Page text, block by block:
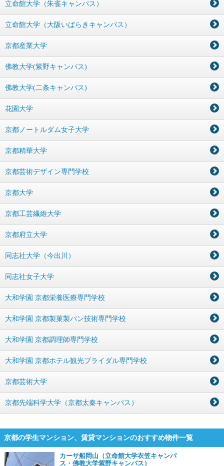
立命館大学（朱雀キャンパス）
立命館大学（大阪いばらきキャンパス）
京都産業大学
佛教大学(紫野キャンパス)
佛教大学(二条キャンパス)
花園大学
京都ノートルダム女子大学
京都精華大学
京都芸術デザイン専門学校
京都大学
京都工芸繊維大学
京都府立大学
同志社大学（今出川）
同志社女子大学
大和学園 京都栄養医療専門学校
大和学園 京都製菓製パン技術専門学校
大和学園 京都調理師専門学校
大和学園 京都ホテル観光ブライダル専門学校
京都芸術大学
京都先端科学大学（京都太秦キャンパス）
京都の学生マンション、賃貸マンションのおすすめ物件一覧
カーサ船岡山（立命館大学衣笠キャンパ
ス・佛教大学紫野キャンパス）